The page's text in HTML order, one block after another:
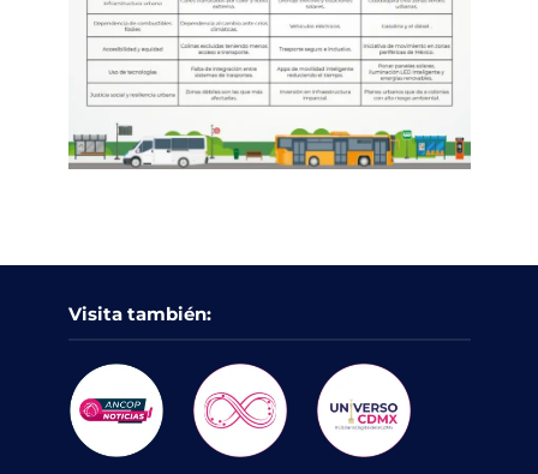
Visita también: